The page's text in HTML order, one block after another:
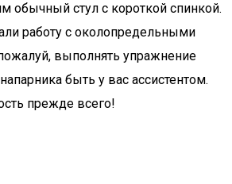
обычный стул с короткой спинкой.
работу с околопредельными
выполнять упражнение
быть у вас ассистентом.
прежде всего!